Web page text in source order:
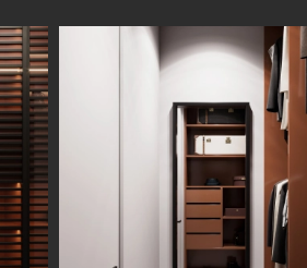
Санкт-Петербург
ул. Академика Павлова, 6 к1
+7 (812) 200-95-55